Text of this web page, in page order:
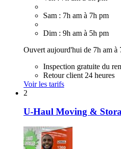
Sam : 7h am à 7h pm
Dim : 9h am à 5h pm
Ouvert aujourd'hui de 7h am à
Inspection gratuite du
Retour client 24 heures
Voir les tarifs
2
U-Haul Moving &